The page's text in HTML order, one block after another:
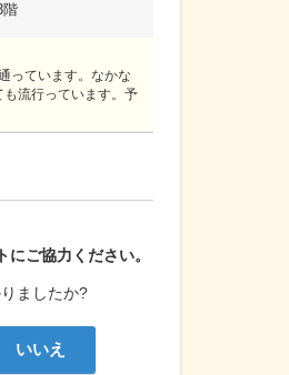
にご協力ください。
ましたか?
いいえ
階
っています。なかな
流行っています。予